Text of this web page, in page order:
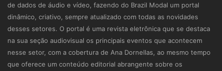
de dados de áudio e vídeo, fazendo do Brazil Modal um portal
dinâmico, criativo, sempre atualizado com todas as novidades
desses setores. O portal é uma revista eletrônica que se destaca
na sua seção audiovisual os principais eventos que acontecem
nesse setor, com a cobertura de Ana Dornellas, ao mesmo tempo
que oferece um conteúdo editorial abrangente sobre os